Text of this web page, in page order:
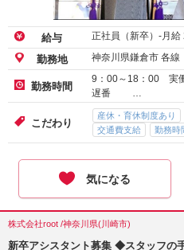
給与 正社員（新卒）-月給
勤務地 神奈川県
勤務時間
9：00～18：00 実
遅番 …
こだわり
産休・育休制度あり
交通費支給
勤務時
気になる
株式会社root /神奈川県(川崎市)
新卒アシスタント募集 ◆スタッフの